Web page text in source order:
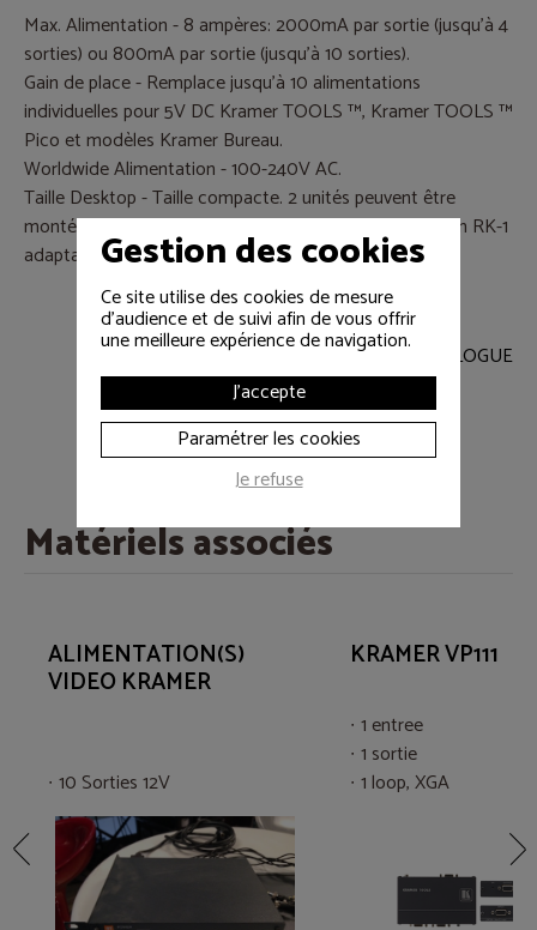
Max. Alimentation - 8 ampères: 2000mA par sortie (jusqu'à 4
sorties) ou 800mA par sortie (jusqu'à 10 sorties).
Gain de place - Remplace jusqu'à 10 alimentations
individuelles pour 5V DC Kramer TOOLS ™, Kramer TOOLS ™
Pico et modèles Kramer Bureau.
Worldwide Alimentation - 100-240V AC.
Taille Desktop - Taille compacte. 2 unités peuvent être
montées côte à côte dans un espace 1U avec en option RK-1
adaptateur
RETOUR AU CATALOGUE
Matériels associés
ALIMENTATION(S)
VIDEO KRAMER
10 Sorties 12V
Support Rackable
KRAMER VP111
1 entree
1 sortie
1 loop, XGA
Gestion des cookies
Ce site utilise des cookies de mesure
d'audience et de suivi afin de vous offrir
une meilleure expérience de navigation.
J'accepte
Paramétrer les cookies
Je refuse